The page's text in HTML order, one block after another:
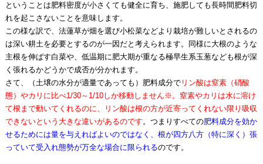
ということは肥料密度が小さくても健全に育ち、施肥しても長時間肥料切
れを起こさないことを意味します。
この様な訳で、法蓮草が畑を選び小松菜などより栽培が難しいとされるの
は深い耕土を必要とするのが一因だと考えられます。同様に大根のような
主根を伸ばす白菜や、低温期に肥大期が重なる極早生系玉葱なども根が深
く張れるかどうかで成否が分かれます。
さて、（土壌の水分が適量であっても）肥料成分でリン酸は窒素（硝酸
態）やカリに比べ1/30～1/10しか移動しません※。窒素やカリは水に溶け
て根まで動いてくれるのに、リン酸は根の方が近寄ってくれない限り吸収
できないという大きな違いがあるのです。つまりすべての肥料成分を効か
せるためには量を与えればよいのではなく、根が四方八方（特に深く）張
っていて受入れ態勢が万全な場合に限られるのです。